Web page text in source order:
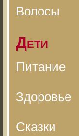
Волосы
Дети
Питание
Здоровье
Сказки